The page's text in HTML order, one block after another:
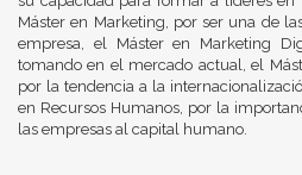
Máster en Marketing, por ser una de
empresa, el Máster en Marketing
tomando en el mercado actual, el
por la tendencia a la
en Recursos Humanos, por la
las empresas al capital humano.